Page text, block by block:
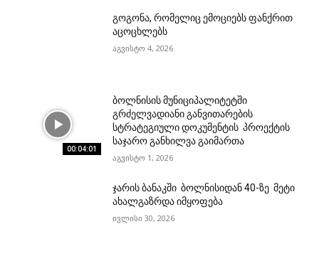
გოგონა, რომელიც ემოციებს ფანქრით
აცოცხლებს
აგვისტო 4, 2026
00:04:01
ბოლნისის მუნიციპალიტეტში
გრძელვადიანი განვითარების
სტრატეგიული დოკუმენტის პროექტის
საჯარო განხილვა გაიმართა
აგვისტო 1, 2026
ჯარის ბანაკში ბოლნისიდან 40-ზე მეტი
ახალგაზრდა იმყოფება
ივლისი 30, 2026